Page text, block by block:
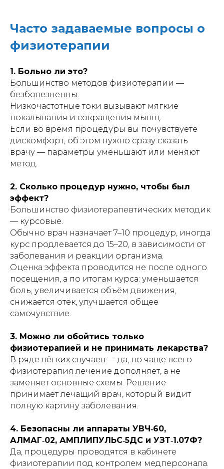
Часто задаваемые вопросы о
физиотерапии
1. Больно ли это?
Большинство методов физиотерапии —
безболезненны.
Низкочастотные токи вызывают мягкие
покалывания и сокращения мышц.
Если во время процедуры вы почувствуете
дискомфорт, об этом нужно сразу сказать
врачу — параметры уменьшают или меняют
метод.
2. Сколько процедур нужно, чтобы был
эффект?
Большинство физиотерапевтических методик
— курсовые.
Обычно врач назначает 7–10 процедур, иногда
курс продлевается до 15–20, в зависимости от
заболевания и реакции организма.
Оценка эффекта проводится не после одного
посещения, а по итогам курса: уменьшается
боль, увеличивается объём движения,
снижается отёк, улучшается общее
самочувствие.
3. Можно ли обойтись только
физиотерапией и не принимать лекарства?
В ряде лёгких случаев — да, но чаще всего
физиотерапия лечение дополняет, а не
заменяет основные схемы. Решение
принимает лечащий врач, который видит
полную картину заболевания.
4. Безопасны ли аппараты УВЧ‑60,
АЛМАГ‑02, АМПЛИПУЛЬС‑5ДС и УЗТ‑1.07Ф?
Да, процедуры проводятся в кабинете
физиотерапии под контролем медперсонала.